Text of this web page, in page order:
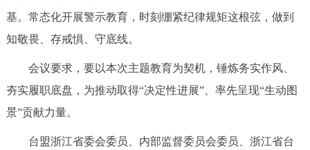
基。常态化开展警示教育，时刻绷紧纪律规矩这根弦，做到
知敬畏、存戒惧、守底线。
会议要求，要以本次主题教育为契机，锤炼务实作风、
夯实履职底盘，为推动取得“决定性进展”、率先呈现“生动图
景”贡献力量。
台盟浙江省委会委员、内部监督委员会委员、浙江省台